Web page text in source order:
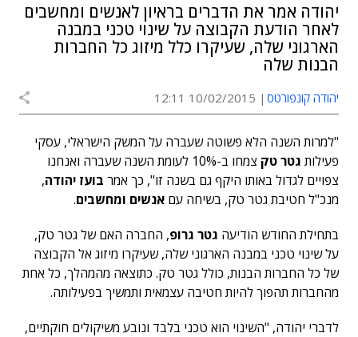
יהודה אמר את הדברים בראיון לאנשים ומחשבים
לאחר הודעת הקבוצה על שינוי טכני במבנה
הארגוני שלה, שעיקרו כלל מיזוג כל החברות
הבנות שלה
יהודה קונפורטס 10/02/2015 12:11
"למרות השנה הלא פשוטה שעברה על המשק הישראלי, עסקי
פעילות גטר טק
צמחו ב-10% לעומת השנה שעברה ואנחנו
צפויים לגדול באותו היקף גם בשנה זו", כך אמר בועז יהודה,
מנכ"ל חטיבת גטר טק, בשיחה עם אנשים ומחשבים.
בתחילת החודש הודיעה גטר גרופ, החברה האם של גטר טק,
על שינוי טכני במבנה הארגוני שלה, שעיקרו מיזוג אל הקבוצה
של כל החברות הבנות, כולל גטר טק. כתוצאה מהמהלך, כל אחת
מהחברות תהפוך להיות חטיבה עצמאית ותמשיך בפעילותה.
לדברי יהודה, "השינוי הוא טכני בלבד ונובע משיקולים חוקתיים,